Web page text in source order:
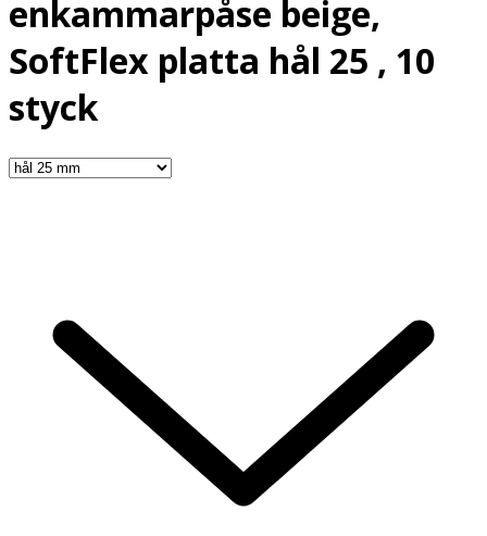
enkammarpåse beige,
SoftFlex platta hål 25 , 10
styck